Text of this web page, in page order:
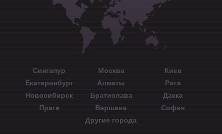
Сингапур Москва
Киев
Екатеринбург
Алматы
Рига
Новосибирск
Братислава
Дакка
Прага
Варшава
София
Другие города